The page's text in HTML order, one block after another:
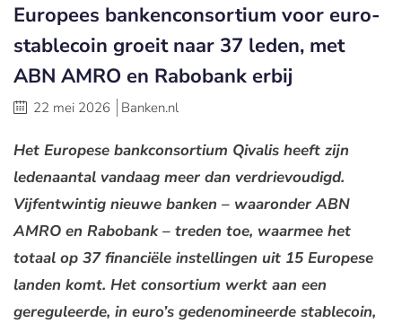
Europees bankenconsortium voor euro-
stablecoin groeit naar 37 leden, met
ABN AMRO en Rabobank erbij
22 mei 2026 Banken.nl
Het Europese bankconsortium Qivalis heeft zijn
ledenaantal vandaag meer dan verdrievoudigd.
Vijfentwintig nieuwe banken – waaronder ABN
AMRO en Rabobank – treden toe, waarmee het
totaal op 37 financiële instellingen uit 15 Europese
landen komt. Het consortium werkt aan een
gereguleerde, in euro’s gedenomineerde stablecoin,